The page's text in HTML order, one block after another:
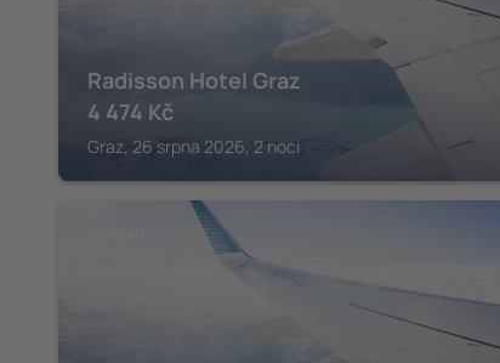
Radisson Hotel Graz
4 474 Kč
Graz, 26 srpna 2026, 2 noci